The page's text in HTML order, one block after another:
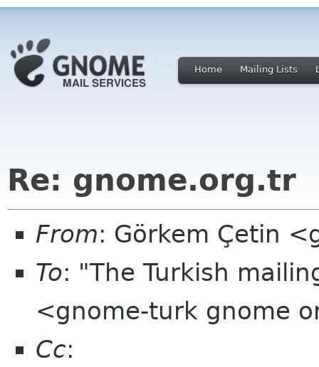
Home Mailing Lists
Re: gnome.org.tr
From: Görkem Çetin
To: "The Turkish
<gnome-turk gnome
Cc: